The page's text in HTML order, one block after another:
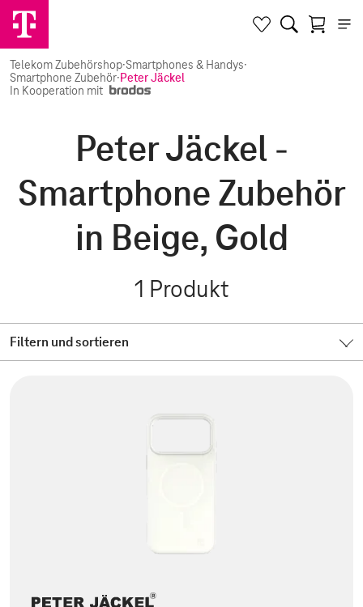
Telekom Zubehörshop·Smartphones & Handys·
Smartphone Zubehör·Peter Jäckel
In Kooperation mit
Peter Jäckel -
Smartphone Zubehör
in Beige, Gold
1 Produkt
Filtern und sortieren